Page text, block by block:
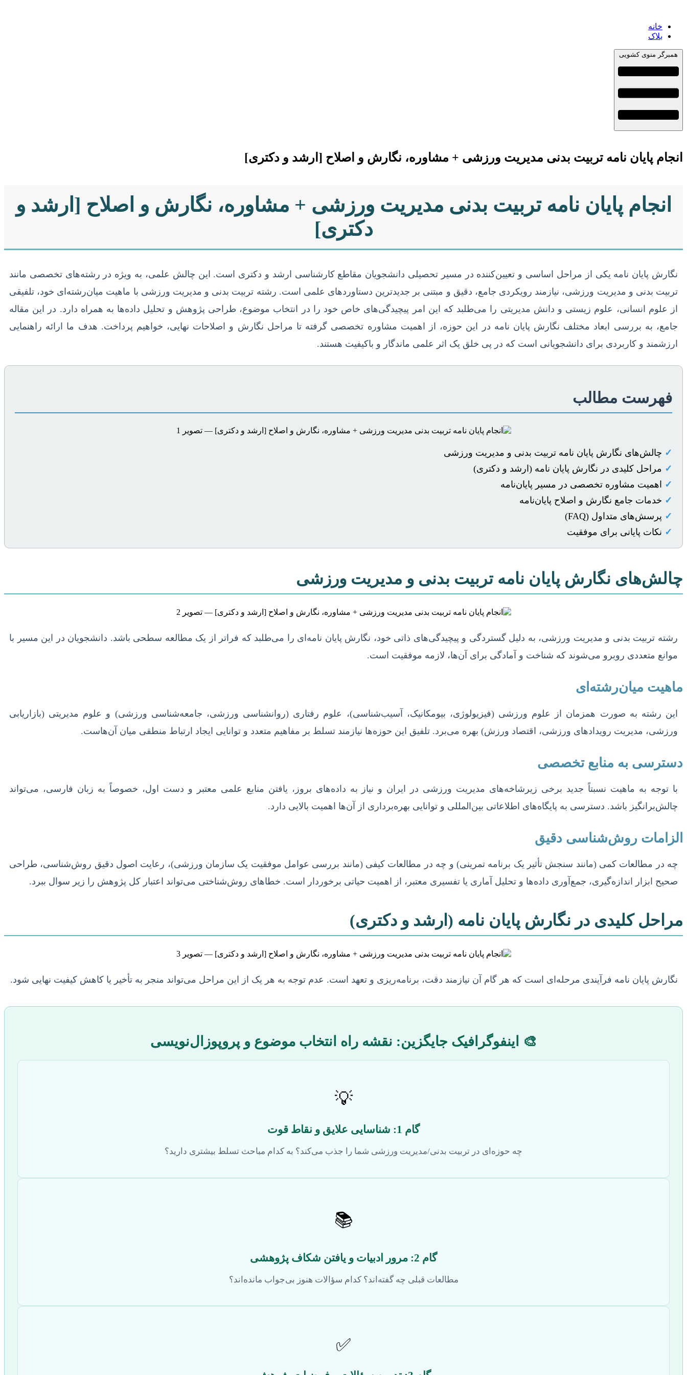
خانه
بلاک
همبرگر منوی کشویی
انجام پایان نامه تربیت بدنی مدیریت ورزشی + مشاوره، نگارش و اصلاح [ارشد و دکتری]
انجام پایان نامه تربیت بدنی مدیریت ورزشی + مشاوره، نگارش و اصلاح [ارشد و
دکتری]
نگارش پایان نامه یکی از مراحل اساسی و تعیین‌کننده در مسیر تحصیلی دانشجویان مقاطع کارشناسی ارشد و دکتری است. این چالش علمی، به ویژه در رشته‌های تخصصی مانند
تربیت بدنی و مدیریت ورزشی، نیازمند رویکردی جامع، دقیق و مبتنی بر جدیدترین دستاوردهای علمی است. رشته تربیت بدنی و مدیریت ورزشی با ماهیت میان‌رشته‌ای خود، تلفیقی
از علوم انسانی، علوم زیستی و دانش مدیریتی را می‌طلبد که این امر پیچیدگی‌های خاص خود را در انتخاب موضوع، طراحی پژوهش و تحلیل داده‌ها به همراه دارد. در این مقاله
جامع، به بررسی ابعاد مختلف نگارش پایان نامه در این حوزه، از اهمیت مشاوره تخصصی گرفته تا مراحل نگارش و اصلاحات نهایی، خواهیم پرداخت. هدف ما ارائه راهنمایی
ارزشمند و کاربردی برای دانشجویانی است که در پی خلق یک اثر علمی ماندگار و باکیفیت هستند.
فهرست مطالب
✓ چالش‌های نگارش پایان نامه تربیت بدنی و مدیریت ورزشی
✓ مراحل کلیدی در نگارش پایان نامه (ارشد و دکتری)
✓ اهمیت مشاوره تخصصی در مسیر پایان‌نامه
✓ خدمات جامع نگارش و اصلاح پایان‌نامه
✓ پرسش‌های متداول (FAQ)
✓ نکات پایانی برای موفقیت
چالش‌های نگارش پایان نامه تربیت بدنی و مدیریت ورزشی
رشته تربیت بدنی و مدیریت ورزشی، به دلیل گستردگی و پیچیدگی‌های ذاتی خود، نگارش پایان نامه‌ای را می‌طلبد که فراتر از یک مطالعه سطحی باشد. دانشجویان در این مسیر با
موانع متعددی روبرو می‌شوند که شناخت و آمادگی برای آن‌ها، لازمه موفقیت است.
ماهیت میان‌رشته‌ای
این رشته به صورت همزمان از علوم ورزشی (فیزیولوژی، بیومکانیک، آسیب‌شناسی)، علوم رفتاری (روانشناسی ورزشی، جامعه‌شناسی ورزشی) و علوم مدیریتی (بازاریابی
ورزشی، مدیریت رویدادهای ورزشی، اقتصاد ورزش) بهره می‌برد. تلفیق این حوزه‌ها نیازمند تسلط بر مفاهیم متعدد و توانایی ایجاد ارتباط منطقی میان آن‌هاست.
دسترسی به منابع تخصصی
با توجه به ماهیت نسبتاً جدید برخی زیرشاخه‌های مدیریت ورزشی در ایران و نیاز به داده‌های بروز، یافتن منابع علمی معتبر و دست اول، خصوصاً به زبان فارسی، می‌تواند
چالش‌برانگیز باشد. دسترسی به پایگاه‌های اطلاعاتی بین‌المللی و توانایی بهره‌برداری از آن‌ها اهمیت بالایی دارد.
الزامات روش‌شناسی دقیق
چه در مطالعات کمی (مانند سنجش تأثیر یک برنامه تمرینی) و چه در مطالعات کیفی (مانند بررسی عوامل موفقیت یک سازمان ورزشی)، رعایت اصول دقیق روش‌شناسی، طراحی
صحیح ابزار اندازه‌گیری، جمع‌آوری داده‌ها و تحلیل آماری یا تفسیری معتبر، از اهمیت حیاتی برخوردار است. خطاهای روش‌شناختی می‌تواند اعتبار کل پژوهش را زیر سوال ببرد.
مراحل کلیدی در نگارش پایان نامه (ارشد و دکتری)
نگارش پایان نامه فرآیندی مرحله‌ای است که هر گام آن نیازمند دقت، برنامه‌ریزی و تعهد است. عدم توجه به هر یک از این مراحل می‌تواند منجر به تأخیر یا کاهش کیفیت نهایی شود.
🎨 اینفوگرافیک جایگزین: نقشه راه انتخاب موضوع و پروپوزال‌نویسی
💡
گام 1: شناسایی علایق و نقاط قوت
چه حوزه‌ای در تربیت بدنی/مدیریت ورزشی شما را جذب می‌کند؟ به کدام مباحث تسلط بیشتری دارید؟
📚
گام 2: مرور ادبیات و یافتن شکاف پژوهشی
مطالعات قبلی چه گفته‌اند؟ کدام سؤالات هنوز بی‌جواب مانده‌اند؟
✅